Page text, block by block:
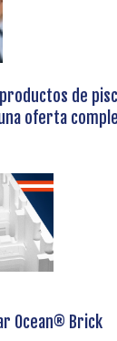
productos de
oferta
Ocean® Brick